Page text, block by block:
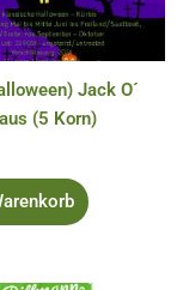
Jack O´
(5 Korn)